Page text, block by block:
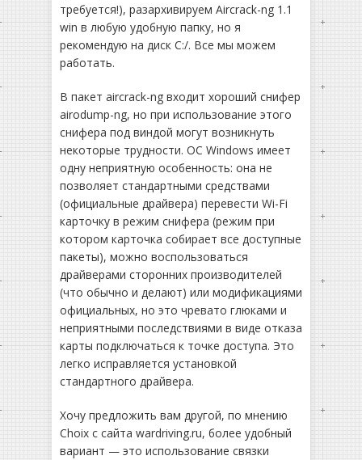
требуется!), разархивируем Aircrack-ng 1.1
win в любую удобную папку, но я
рекомендую на диск C:/. Все мы можем
работать.
В пакет aircrack-ng входит хороший снифер
airodump-ng, но при использование этого
снифера под виндой могут возникнуть
некоторые трудности. ОС Windows имеет
одну неприятную особенность: она не
позволяет стандартными средствами
(официальные драйвера) перевести Wi-Fi
карточку в режим снифера (режим при
котором карточка собирает все доступные
пакеты), можно воспользоваться
драйверами сторонних производителей
(что обычно и делают) или модификациями
официальных, но это чревато глюками и
неприятными последствиями в виде отказа
карты подключаться к точке доступа. Это
легко исправляется установкой
стандартного драйвера.
Хочу предложить вам другой, по мнению
Choix с сайта wardriving.ru, более удобный
вариант — это использование связки